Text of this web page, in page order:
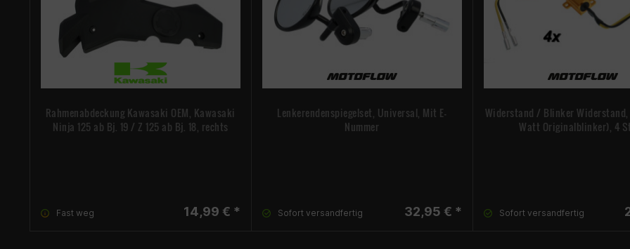
Rahmenabdeckung Kawasaki OEM, Kawasaki
Ninja 125 ab Bj. 19 / Z 125 ab Bj. 18, rechts
Fast weg 14,99 € *
Lenkerendenspiegelset, Universal, Mit E-
Nummer
Sofort versandfertig 32,95 € *
Widerstand / Blinker Widerstand,
Watt Originalblinker), 4
Sofort versandfertig